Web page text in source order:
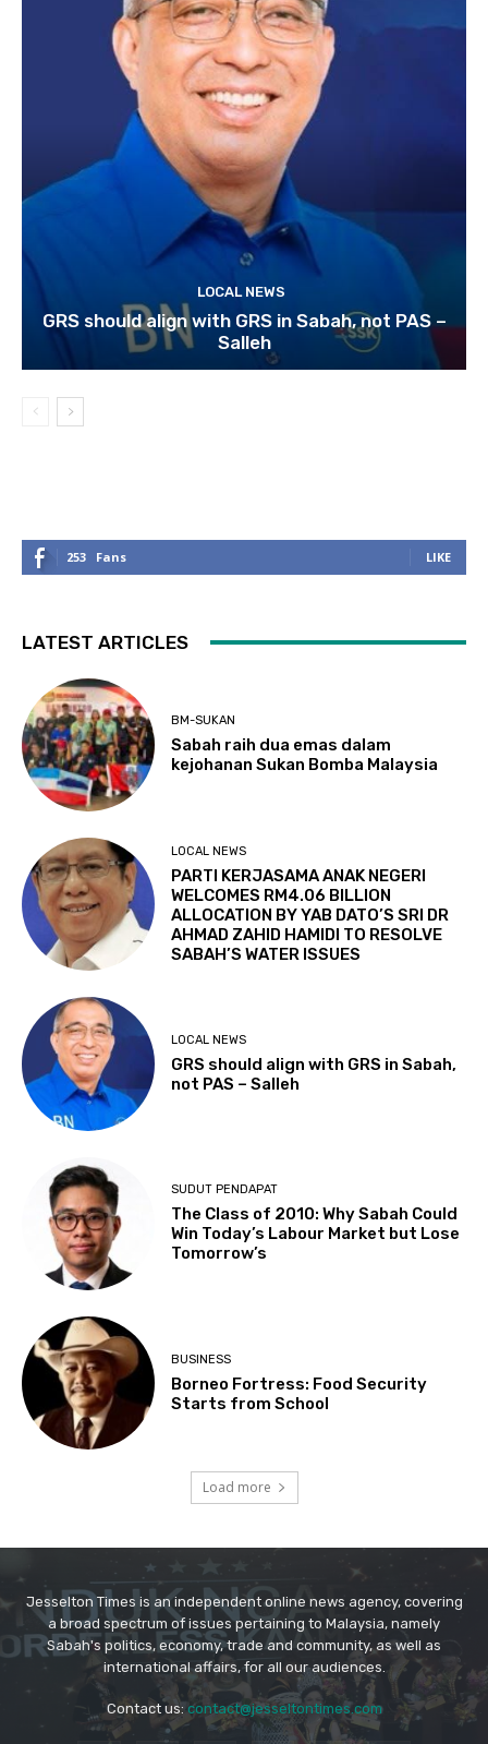
Jesselton Times is an independent online news agency, covering
a broad spectrum of issues pertaining to Malaysia, namely
Sabah's politics, economy, trade and community, as well as
international affairs, for all our audiences.
Contact us:contact@jesseltontimes.com